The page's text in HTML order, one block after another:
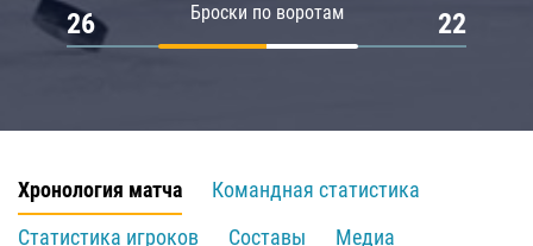
Броски по воротам
26 22
Хронология матча
Командная статистика
Статистика игроков
Составы
Медиа